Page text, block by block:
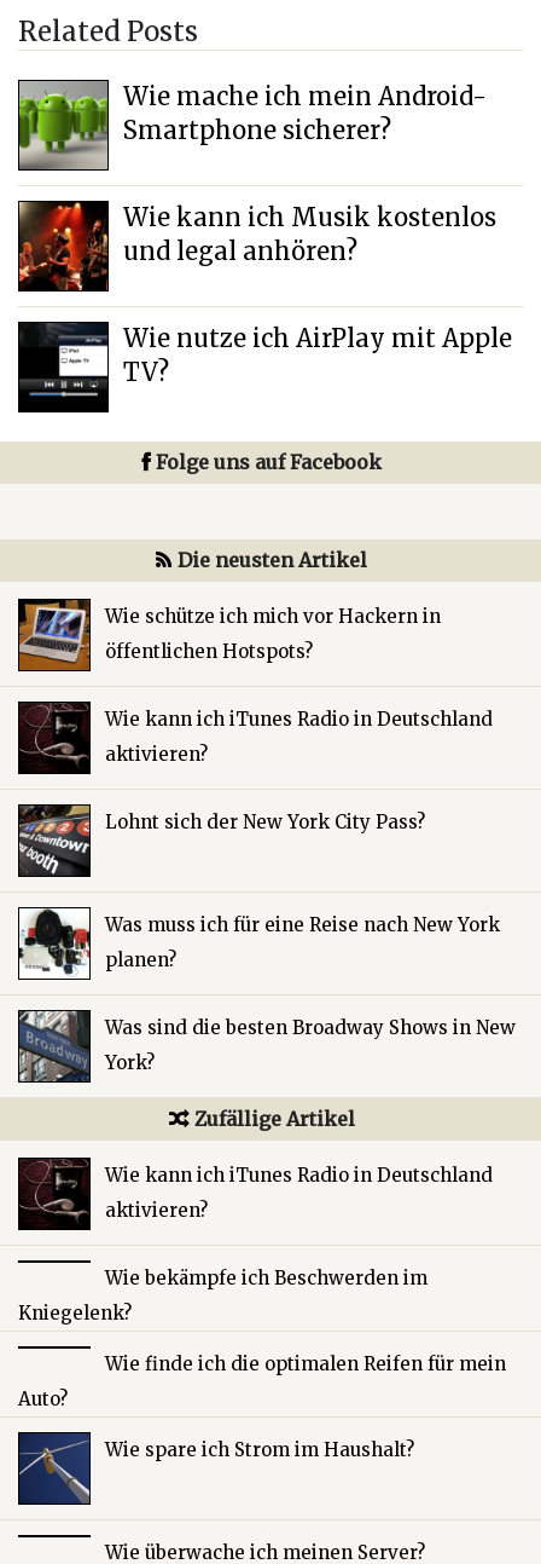
Related Posts
Wie mache ich mein Android-
Smartphone sicherer?
Wie kann ich Musik kostenlos
und legal anhören?
Wie nutze ich AirPlay mit Apple
TV?
Folge uns auf Facebook
Die neusten Artikel
Wie schütze ich mich vor Hackern in
öffentlichen Hotspots?
Wie kann ich iTunes Radio in Deutschland
aktivieren?
Lohnt sich der New York City Pass?
Was muss ich für eine Reise nach New York
planen?
Was sind die besten Broadway Shows in New
York?
Zufällige Artikel
Wie kann ich iTunes Radio in Deutschland
aktivieren?
Wie bekämpfe ich Beschwerden im
Kniegelenk?
Wie finde ich die optimalen Reifen für mein
Auto?
Wie spare ich Strom im Haushalt?
Wie überwache ich meinen Server?